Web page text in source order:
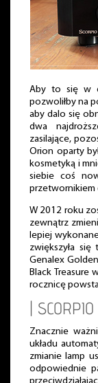
Aby to się w
pozwoliłby na
aby dalo się
dwa
zasilające,
Orion oparty
kosmetyką i
siebie coś
przetwornikiem
W 2012 roku
zewnątrz
lepiej
zwiększyła
Genalex
Black Treasure
rocznicę
|
Znacznie
układu
zmianie lamp
odpowiednie